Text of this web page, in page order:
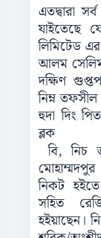
এতদ্বারা
যাইতেছে
লিমিটেড
আলম
দক্ষিণ
নিম্ন
হুদা দিং
ব্লক
বি, নিচ
নিকট
সহিত
হইয়াছেন।